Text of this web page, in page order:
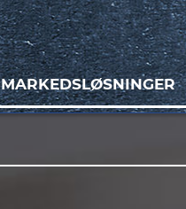
MARKEDSLØSNINGER